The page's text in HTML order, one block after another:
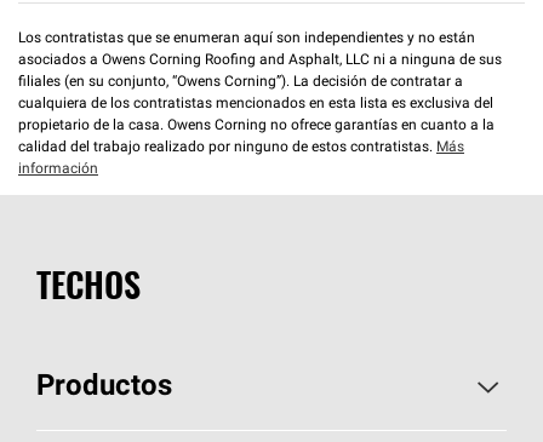
Los contratistas que se enumeran aquí son independientes y no están
asociados a Owens Corning Roofing and Asphalt, LLC ni a ninguna de sus
filiales (en su conjunto, “Owens Corning”). La decisión de contratar a
cualquiera de los contratistas mencionados en esta lista es exclusiva del
propietario de la casa. Owens Corning no ofrece garantías en cuanto a la
calidad del trabajo realizado por ninguno de estos contratistas. Más
información
TECHOS
Productos